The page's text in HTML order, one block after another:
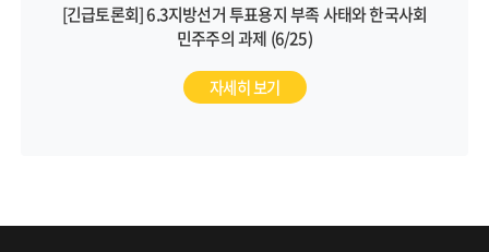
[긴급토론회] 6.3지방선거 투표용지 부족 사태와 한국사회
민주주의 과제 (6/25)
자세히 보기